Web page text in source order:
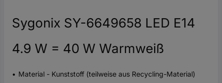
Sygonix SY-6649658 LED E14
4.9 W = 40 W Warmweiß
Material - Kunststoff (teilweise aus Recycling-Material)